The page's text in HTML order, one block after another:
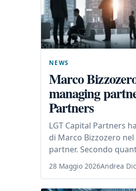
NEWS
Marco
managing
Partners
LGT Capital Partners
di Marco Bizzozero
partner. Secondo
28 Maggio 2026Andrea